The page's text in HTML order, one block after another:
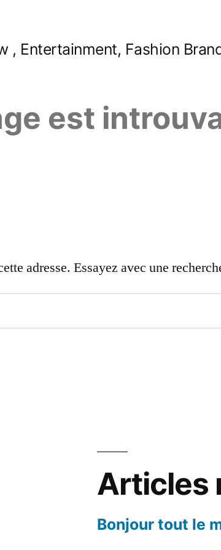
, Entertainment, Fashion
est
adresse. Essayez avec une
Articles
Bonjour tout le